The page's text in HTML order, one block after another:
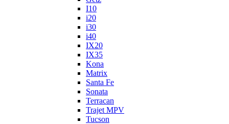
I10
i20
i30
i40
IX20
IX35
Kona
Matrix
Santa Fe
Sonata
Terracan
Trajet MPV
Tucson